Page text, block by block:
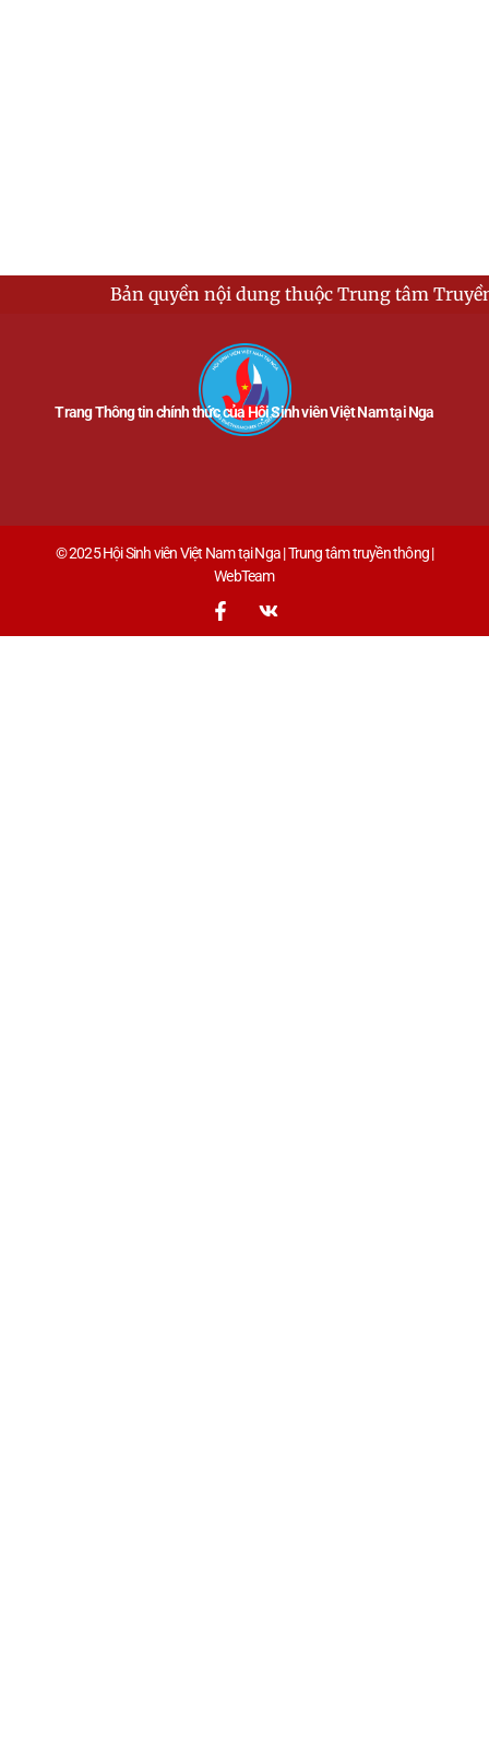
Bản quyền nội dung thuộc Trung tâm Truyền
Trang Thông tin chính thức của Hội Sinh viên Việt Nam tại Nga
© 2025 Hội Sinh viên Việt Nam tại Nga | Trung tâm truyền thông |
WebTeam